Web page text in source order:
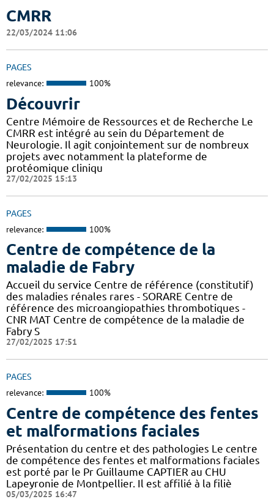
CMRR
22/03/2024 11:06
PAGES
relevance: 100%
Découvrir
Centre Mémoire de Ressources et de Recherche Le
CMRR est intégré au sein du Département de
Neurologie. Il agit conjointement sur de nombreux
projets avec notamment la plateforme de
protéomique cliniqu
27/02/2025 15:13
PAGES
relevance: 100%
Centre de compétence de la
maladie de Fabry
Accueil du service Centre de référence (constitutif)
des maladies rénales rares - SORARE Centre de
référence des microangiopathies thrombotiques -
CNR MAT Centre de compétence de la maladie de
Fabry S
27/02/2025 17:51
PAGES
relevance: 100%
Centre de compétence des fentes
et malformations faciales
Présentation du centre et des pathologies Le centre
de compétence des fentes et malformations faciales
est porté par le Pr Guillaume CAPTIER au CHU
Lapeyronie de Montpellier. Il est affilié à la filiè
05/03/2025 16:47